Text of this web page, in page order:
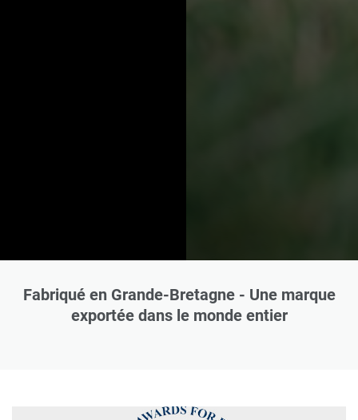
Fabriqué en Grande-Bretagne - Une marque
exportée dans le monde entier